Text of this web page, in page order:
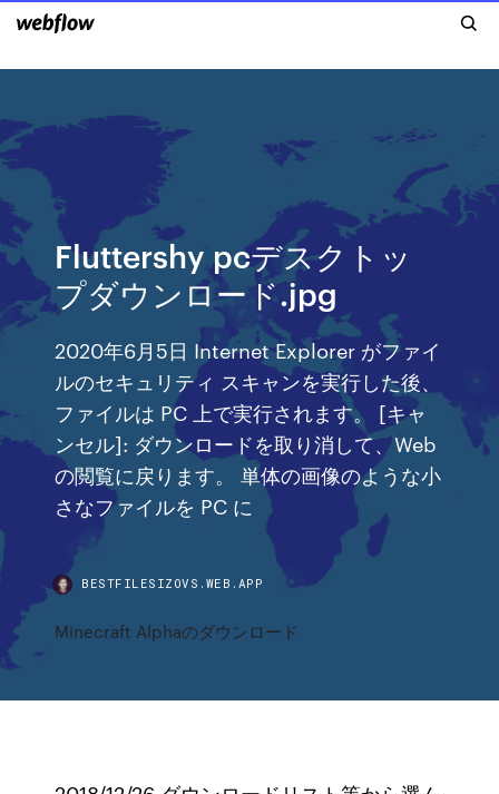
Fluttershy pcデスクトッ
プダウンロード.jpg
2020年6月5日 Internet Explorer がファイ
ルのセキュリティ スキャンを実行した後、
ファイルは PC 上で実行されます。 [キャ
ンセル]: ダウンロードを取り消して、Web
の閲覧に戻ります。 単体の画像のような小
さなファイルを PC に
BESTFILESIZOVS.WEB.APP
Minecraft Alphaのダウンロード